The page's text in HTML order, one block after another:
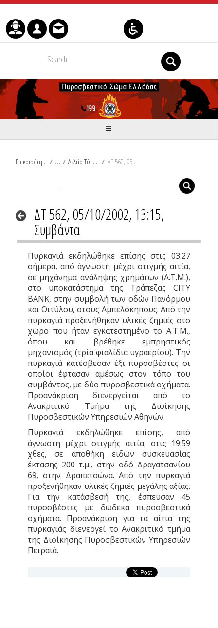
Skip to Content
Επικαιρότητα / Δελτία Τύπου / ΔΤ 562, 05/10/2002, 13:15, Συμβάντα
ΔΤ 562, 05/10/2002, 13:15,
Συμβάντα
Πυρκαγιά εκδηλώθηκε επίσης στις 03:27
σήμερα, από άγνωστη μέχρι στιγμής αιτία,
σε μηχάνημα ανάληψης χρημάτων (Α.Τ.Μ.),
στο υποκατάστημα της Τράπεζας CITY
ΒΑΝΚ, στην συμβολή των οδών Πανόρμου
και Οιτύλου, στους Αμπελόκηπους. Από την
πυρκαγιά προξενήθηκαν υλικές ζημιές στο
χώρο που ήταν εγκατεστημένο το Α.Τ.Μ.,
όπου και βρέθηκε εμπρηστικός
μηχανισμός (τρία φιαλίδια υγραερίου). Την
πυρκαγιά κατέσβεσαν έξι πυροσβέστες οι
οποίοι έφτασαν αμέσως στον τόπο του
συμβάντος, με δύο πυροσβεστικά oχήματα.
Προανάκριση διενεργείται από το
Ανακριτικό Τμήμα της Διοίκησης
Πυροσβεστικών Υπηρεσιών Αθηνών.
Πυρκαγιά εκδηλώθηκε επίσης, από
άγνωστη μέχρι στιγμής αιτία, στις 19:59
χθες, σε αποθήκη ειδών συσκευασίας
έκτασης 200 τ.μ., στην οδό Δραγατσανίου
69, στην Δραπετσώνα. Από την πυρκαγιά
προξενήθηκαν υλικές ζημιές μεγάλης αξίας.
Για την κατάσβεσή της, έσπευσαν 45
πυροσβέστες με δώδεκα πυροσβεστικά
οχήματα. Προανάκριση για τα αίτια της
πυρκαγιάς διενεργεί το Ανακριτικό τμήμα
της Διοίκησης Πυροσβεστικών Υπηρεσιών
Πειραιά.